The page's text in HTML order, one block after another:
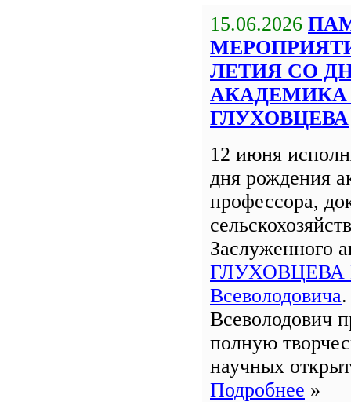
15.06.2026
ЛЕТИЯ СО
АКАДЕМИКА
ГЛУХОВЦЕВА
12 июня
дня рождения
профессора,
Заслуженного
ГЛУХОВЦЕВА
Всеволодовича
Всеволодович
полную
научных
Подробнее »